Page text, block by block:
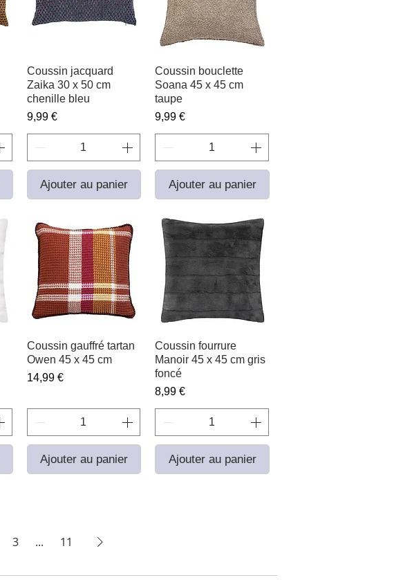
Aperçu rapide
Coussin jacquard
Zaika 30 x 50 cm
chenille bleu
Prix
9,99 €
Ajouter au panier
Aperçu rapide
Coussin bouclette
Soana 45 x 45 cm
taupe
Prix
9,99 €
Ajouter au panier
Aperçu rapide
Coussin gauffré tartan
Owen 45 x 45 cm
Prix
14,99 €
Ajouter au panier
Aperçu rapide
Coussin fourrure
Manoir 45 x 45 cm gris
foncé
Prix
8,99 €
Ajouter au panier
3 ... 11